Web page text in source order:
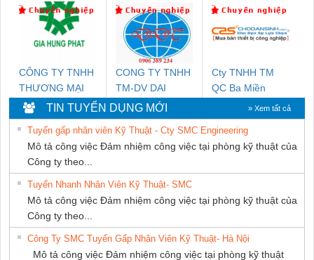
SETSUBI VIỆT
NAM
CÔNG TY TNHH
THƯƠNG MẠI
DỊCH VỤ KỸ
THUẬT ĐIỆN CƠ
GIA HƯNG PHÁT
CONG TY TNHH
TM-DV DAI
DONG THANH
Cty TNHH TM
QC Ba Miền
TIN TUYỂN DỤNG MỚI » Xem tất cả
Tuyển gấp nhân viên Kỹ Thuật - Cty SMC Engineering
Mô tả công việc Đảm nhiệm công việc tại phòng kỹ thuật của
Công ty theo...
Tuyển Nhanh Nhân Viên Kỹ Thuật- SMC
Mô tả công việc Đảm nhiệm công việc tại phòng kỹ thuật của
Công ty theo...
Công Ty SMC Tuyển Gấp Nhân Viên Kỹ Thuật- Hà Nội
Mô tả công việc Đảm nhiệm công việc tại phòng kỹ thuật